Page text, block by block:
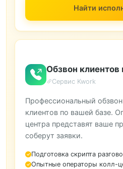
Найти
Обзвон клиентов
Сервис Kwork
Профессиональный
клиентов по вашей базе.
центра представят ваше
соберут заявки.
Подготовка скрипта
Опытные операторы колл-